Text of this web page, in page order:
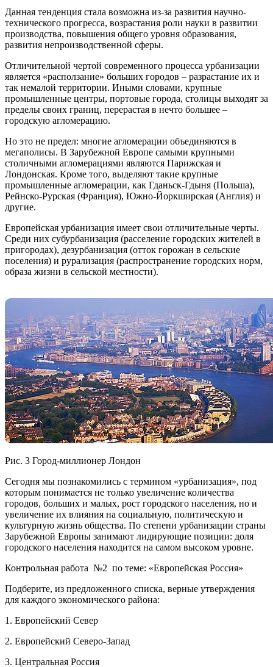
Данная тенденция стала возможна из-за развития научно-
технического прогресса, возрастания роли науки в развитии
производства, повышения общего уровня образования,
развития непроизводственной сферы.
Отличительной чертой современного процесса урбанизации
является «расползание» больших городов – разрастание их и
так немалой территории. Иными словами, крупные
промышленные центры, портовые города, столицы выходят за
пределы своих границ, перерастая в нечто большее –
городскую агломерацию.
Но это не предел: многие агломерации объединяются в
мегаполисы. В Зарубежной Европе самыми крупными
столичными агломерациями являются Парижская и
Лондонская. Кроме того, выделяют такие крупные
промышленные агломерации, как Гданьск-Гдыня (Польша),
Рейнско-Рурская (Франция), Южно-Йоркширская (Англия) и
другие.
Европейская урбанизация имеет свои отличительные черты.
Среди них субурбанизация (расселение городских жителей в
пригородах), дезурбанизация (отток горожан в сельские
поселения) и рурализация (распространение городских норм,
образа жизни в сельской местности).
Рис. 3 Город-миллионер Лондон
Сегодня мы познакомились с термином «урбанизация», под
которым понимается не только увеличение количества
городов, больших и малых, рост городского населения, но и
увеличение их влияния на социальную, политическую и
культурную жизнь общества. По степени урбанизации страны
Зарубежной Европы занимают лидирующие позиции: доля
городского населения находится на самом высоком уровне.
Контрольная работа №2 по теме: «Европейская Россия»
Подберите, из предложенного списка, верные утверждения
для каждого экономического района:
1. Европейский Север
2. Европейский Северо-Запад
3. Центральная Россия